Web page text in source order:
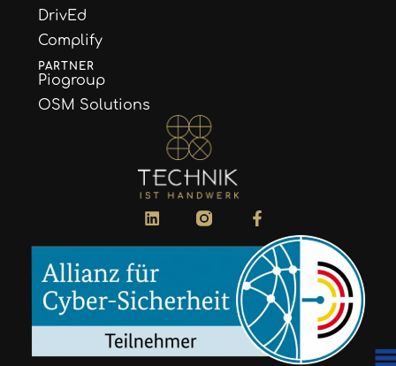
DrivEd
Complify
PARTNER
Piogroup
OSM Solutions